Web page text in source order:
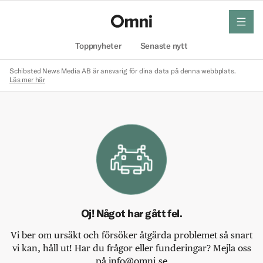
Toppnyheter Senaste nytt
meny
Schibsted News Media AB är ansvarig för dina data på denna webbplats.
Läs mer här
Oj! Något har gått fel.
Vi ber om ursäkt och försöker åtgärda problemet så snart
vi kan, håll ut! Har du frågor eller funderingar? Mejla oss